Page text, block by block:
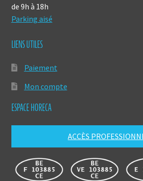
de 9h à 18h
Parking aisé
LIENS UTILES
Paiement
Mon compte
ESPACE HORECA
ACCÈS